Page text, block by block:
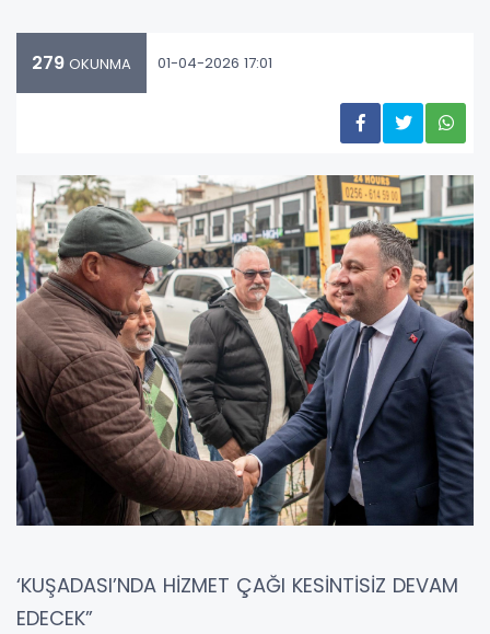
279 OKUNMA 01-04-2026 17:01
‘KUŞADASI’NDA HİZMET ÇAĞI KESİNTİSİZ DEVAM
EDECEK”